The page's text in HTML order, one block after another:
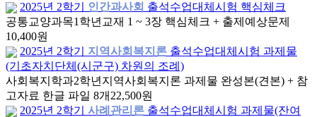
2025년 2학기
인간과사회 출석수업대체시험 핵심체크
공통교양과목1학년 교재 1 ~ 3장 핵심체크 + 출제예상문제
10,400원
2025년 2학기
지역사회복지론 출석수업대체시험 과제물
(기초자치단체(시군구) 차원의 조례)
사회복지학과2학년 지역사회복지론 과제물 완성본(견본) + 참
고자료 한글 파일 8개 22,500원
2025년 2학기
사례관리론 출석수업대체시험 과제물(잔여